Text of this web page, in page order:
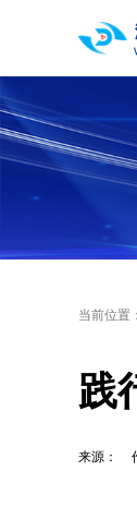
当前位置：
践
来源：